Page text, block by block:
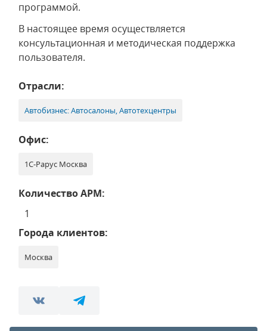
программой.
В настоящее время осуществляется
консультационная и методическая поддержка
пользователя.
Отрасли:
Автобизнес: Автосалоны, Автотехцентры
Офис:
1С-Рарус Москва
Количество АРМ:
1
Города клиентов:
Москва